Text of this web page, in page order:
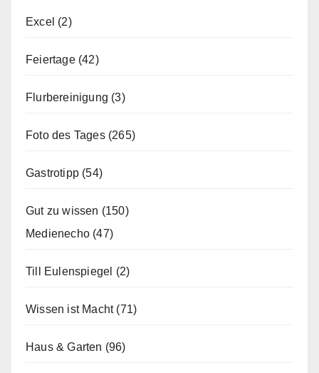
Excel (2)
Feiertage(42)
Flurbereinigung (3)
Foto des Tages(265)
Gastrotipp (54)
Gut zu wissen (150)
Medienecho (47)
Till Eulenspiegel (2)
Wissen ist Macht(71)
Haus & Garten (96)